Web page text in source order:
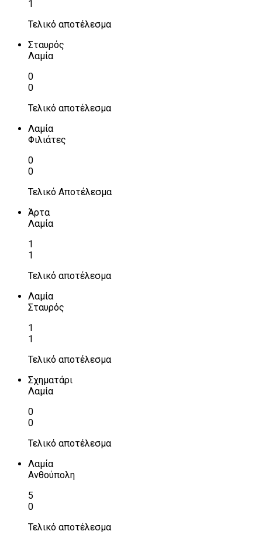
1
Τελικό αποτέλεσμα
Σταυρός
Λαμία
0
0
Τελικό αποτέλεσμα
Λαμία
Φιλιάτες
0
0
Τελικό Αποτέλεσμα
Άρτα
Λαμία
1
1
Τελικό αποτέλεσμα
Λαμία
Σταυρός
1
1
Τελικό αποτέλεσμα
Σχηματάρι
Λαμία
0
0
Τελικό αποτέλεσμα
Λαμία
Ανθούπολη
5
0
Τελικό αποτέλεσμα